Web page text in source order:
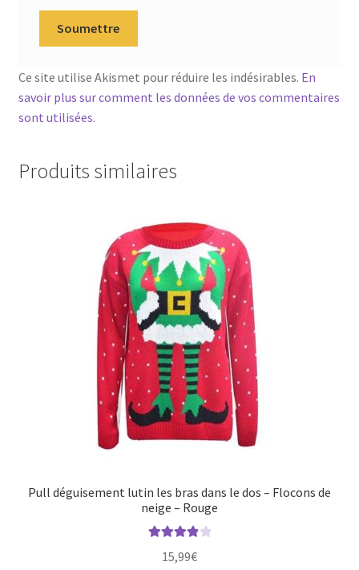
Ce site utilise Akismet pour réduire les indésirables. En
savoir plus sur comment les données de vos commentaires
sont utilisées.
Produits similaires
Pull déguisement lutin les bras dans le dos – Flocons de
neige – Rouge
sur 5
15,99€